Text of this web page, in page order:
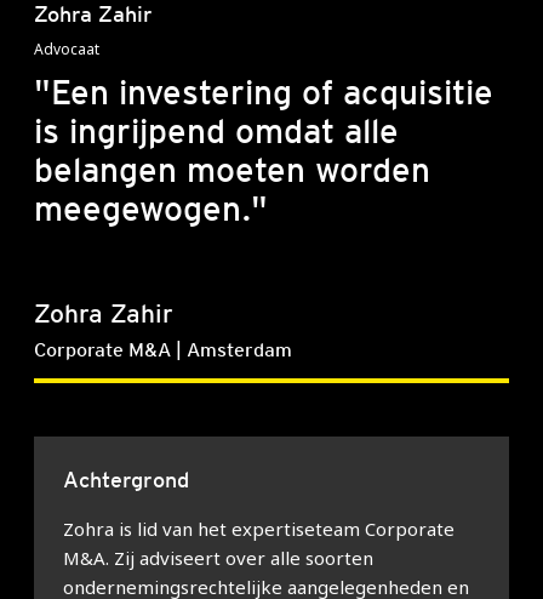
"Een investering of acquisitie
is ingrijpend omdat alle
belangen moeten worden
meegewogen."
Zohra Zahir
Advocaat
Zohra Zahir
Corporate M&A | Amsterdam
Achtergrond
Zohra is lid van het expertiseteam Corporate
M&A. Zij adviseert over alle soorten
ondernemingsrechtelijke aangelegenheden en